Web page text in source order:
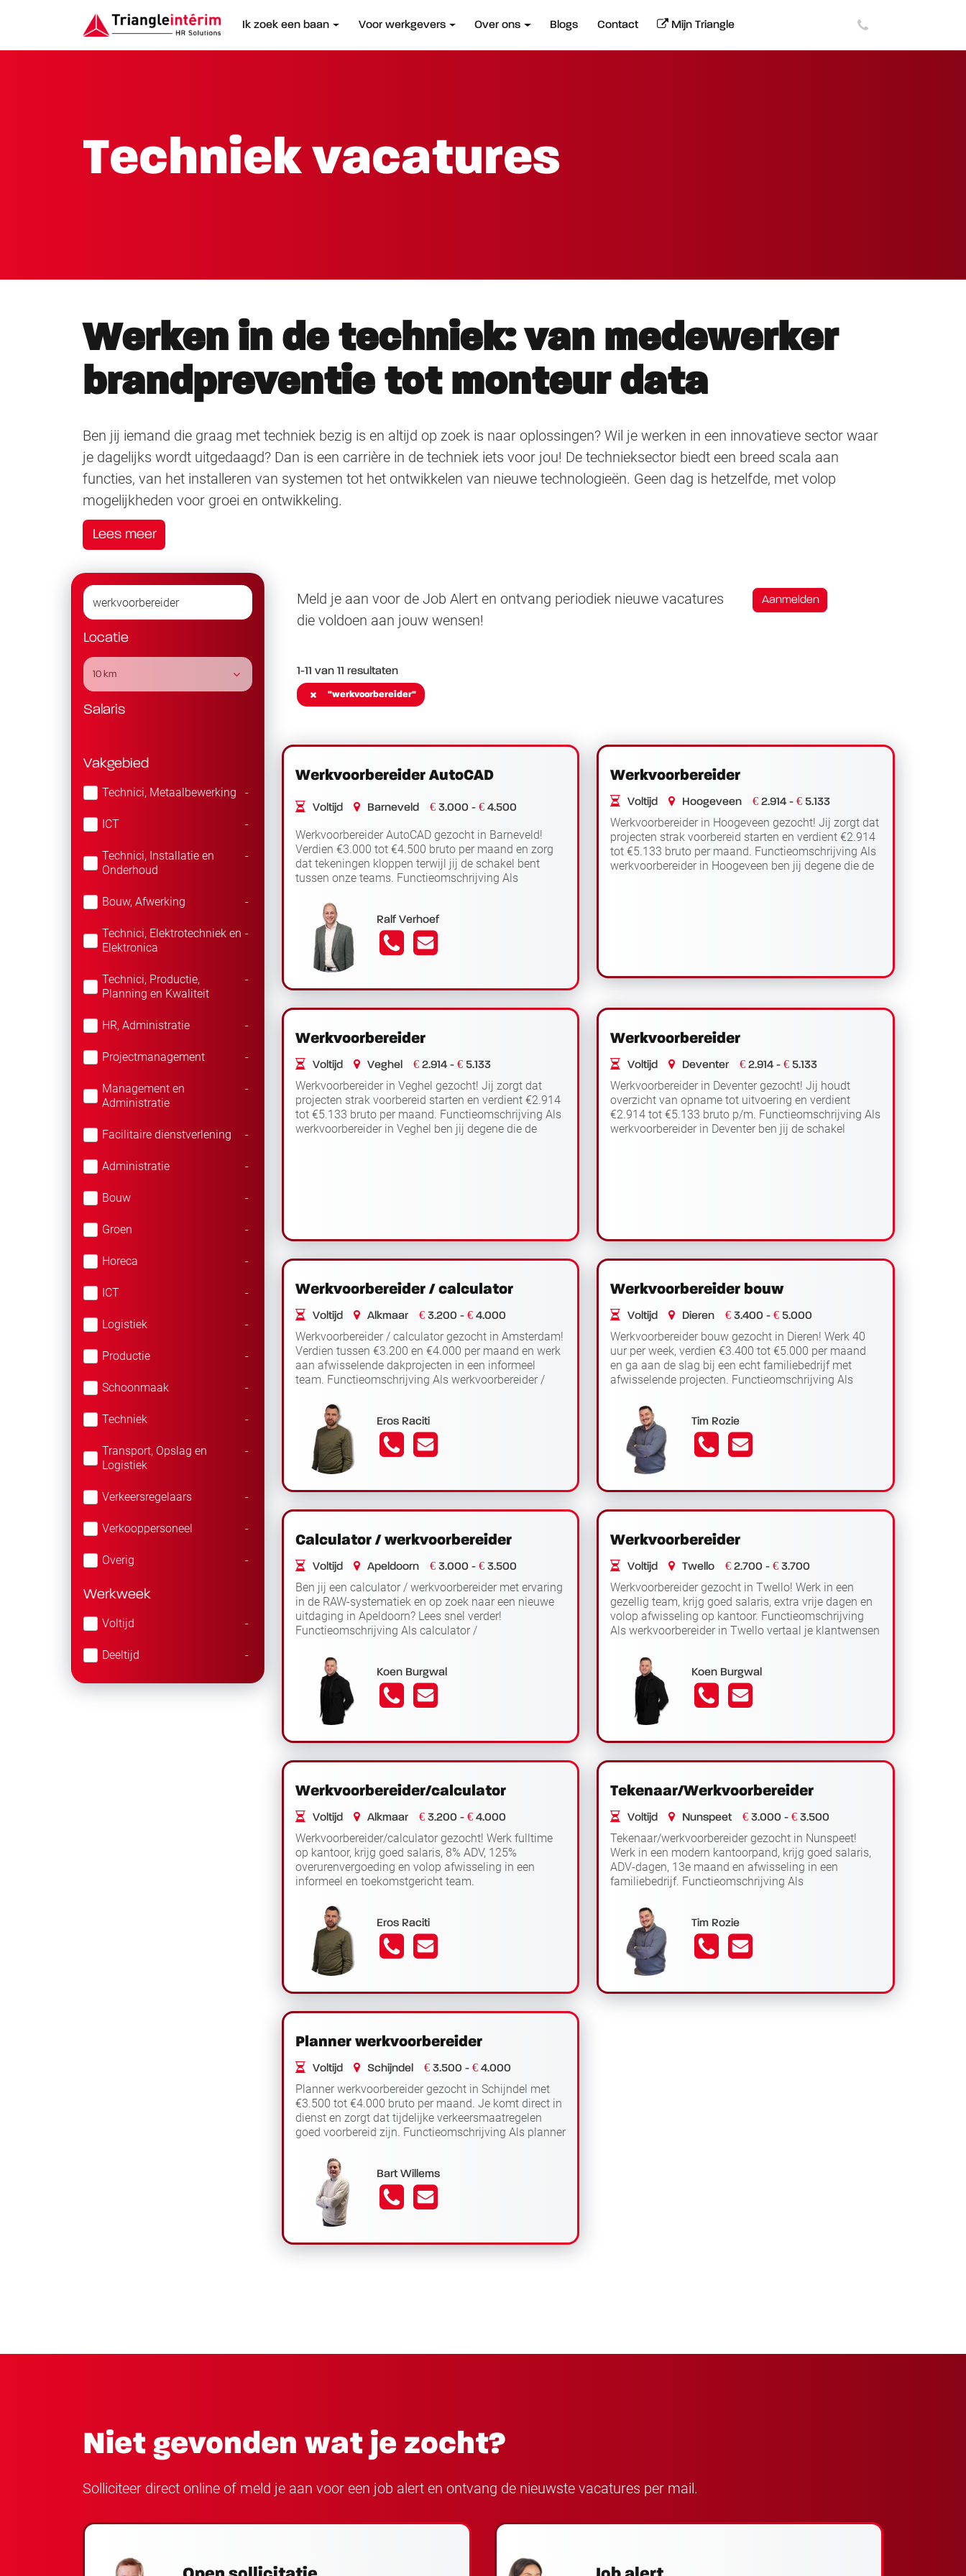
Ik zoek een baan Voor werkgevers Over ons Blogs Contact Mijn Triangle
Techniek vacatures
Werken in de techniek: van medewerker
brandpreventie tot monteur data
Ben jij iemand die graag met techniek bezig is en altijd op zoek is naar oplossingen? Wil je werken in een innovatieve sector waar
je dagelijks wordt uitgedaagd? Dan is een carrière in de techniek iets voor jou! De technieksector biedt een breed scala aan
functies, van het installeren van systemen tot het ontwikkelen van nieuwe technologieën. Geen dag is hetzelfde, met volop
mogelijkheden voor groei en ontwikkeling.
Lees meer
Locatie
10 km
Salaris
Vakgebied
Technici, Metaalbewerking -
ICT -
Technici, Installatie en
Onderhoud
-
Bouw, Afwerking -
Technici, Elektrotechniek en
Elektronica
-
Technici, Productie,
Planning en Kwaliteit
-
HR, Administratie -
Projectmanagement -
Management en
Administratie
-
Facilitaire dienstverlening -
Administratie -
Bouw -
Groen -
Horeca -
ICT -
Logistiek -
Productie -
Schoonmaak -
Techniek -
Transport, Opslag en
Logistiek
-
Verkeersregelaars -
Verkooppersoneel -
Overig -
Werkweek
Voltijd -
Deeltijd -
Meld je aan voor de Job Alert en ontvang periodiek nieuwe vacatures
die voldoen aan jouw wensen!
Aanmelden
1-11 van 11 resultaten
"werkvoorbereider"
Werkvoorbereider AutoCAD
Voltijd Barneveld €3.000 - €4.500
Werkvoorbereider AutoCAD gezocht in Barneveld!
Verdien €3.000 tot €4.500 bruto per maand en zorg
dat tekeningen kloppen terwijl jij de schakel bent
tussen onze teams. Functieomschrijving Als
Ralf Verhoef
Werkvoorbereider
Voltijd Hoogeveen € 2.914 -€ 5.133
Werkvoorbereider in Hoogeveen gezocht! Jij zorgt dat
projecten strak voorbereid starten en verdient €2.914
tot €5.133 bruto per maand. Functieomschrijving Als
werkvoorbereider in Hoogeveen ben jij degene die de
Werkvoorbereider
Voltijd Veghel €2.914 - €5.133
Werkvoorbereider in Veghel gezocht! Jij zorgt dat
projecten strak voorbereid starten en verdient €2.914
tot €5.133 bruto per maand. Functieomschrijving Als
werkvoorbereider in Veghel ben jij degene die de
Werkvoorbereider
Voltijd Deventer € 2.914 -€ 5.133
Werkvoorbereider in Deventer gezocht! Jij houdt
overzicht van opname tot uitvoering en verdient
€2.914 tot €5.133 bruto p/m. Functieomschrijving Als
werkvoorbereider in Deventer ben jij de schakel
Werkvoorbereider / calculator
Voltijd Alkmaar €3.200 - €4.000
Werkvoorbereider / calculator gezocht in Amsterdam!
Verdien tussen €3.200 en €4.000 per maand en werk
aan afwisselende dakprojecten in een informeel
team. Functieomschrijving Als werkvoorbereider /
Eros Raciti
Werkvoorbereider bouw
Voltijd Dieren € 3.400 -€ 5.000
Werkvoorbereider bouw gezocht in Dieren! Werk 40
uur per week, verdien €3.400 tot €5.000 per maand
en ga aan de slag bij een echt familiebedrijf met
afwisselende projecten. Functieomschrijving Als
Tim Rozie
Calculator / werkvoorbereider
Voltijd Apeldoorn €3.000 - €3.500
Ben jij een calculator / werkvoorbereider met ervaring
in de RAW-systematiek en op zoek naar een nieuwe
uitdaging in Apeldoorn? Lees snel verder!
Functieomschrijving Als calculator /
verder
Koen Burgwal
Werkvoorbereider
Voltijd Twello € 2.700 -€ 3.700
Werkvoorbereider gezocht in Twello! Werk in een
gezellig team, krijg goed salaris, extra vrije dagen en
volop afwisseling op kantoor. Functieomschrijving
Als werkvoorbereider in Twello vertaal je klantwensen
Koen Burgwal
Werkvoorbereider/calculator
Voltijd Alkmaar €3.200 - €4.000
Werkvoorbereider/calculator gezocht! Werk fulltime
op kantoor, krijg goed salaris, 8% ADV, 125%
overurenvergoeding en volop afwisseling in een
informeel en toekomstgericht team.
verder
Eros Raciti
Tekenaar/Werkvoorbereider
Voltijd Nunspeet € 3.000 -€ 3.500
Tekenaar/werkvoorbereider gezocht in Nunspeet!
Werk in een modern kantoorpand, krijg goed salaris,
ADV-dagen, 13e maand en afwisseling in een
familiebedrijf. Functieomschrijving Als
verder
Tim Rozie
Planner werkvoorbereider
Voltijd Schijndel €3.500 - €4.000
Planner werkvoorbereider gezocht in Schijndel met
€3.500 tot €4.000 bruto per maand. Je komt direct in
dienst en zorgt dat tijdelijke verkeersmaatregelen
goed voorbereid zijn. Functieomschrijving Als planner
Bart Willems
Niet gevonden wat je zocht?
Solliciteer direct online of meld je aan voor een job alert en ontvang de nieuwste vacatures per mail.